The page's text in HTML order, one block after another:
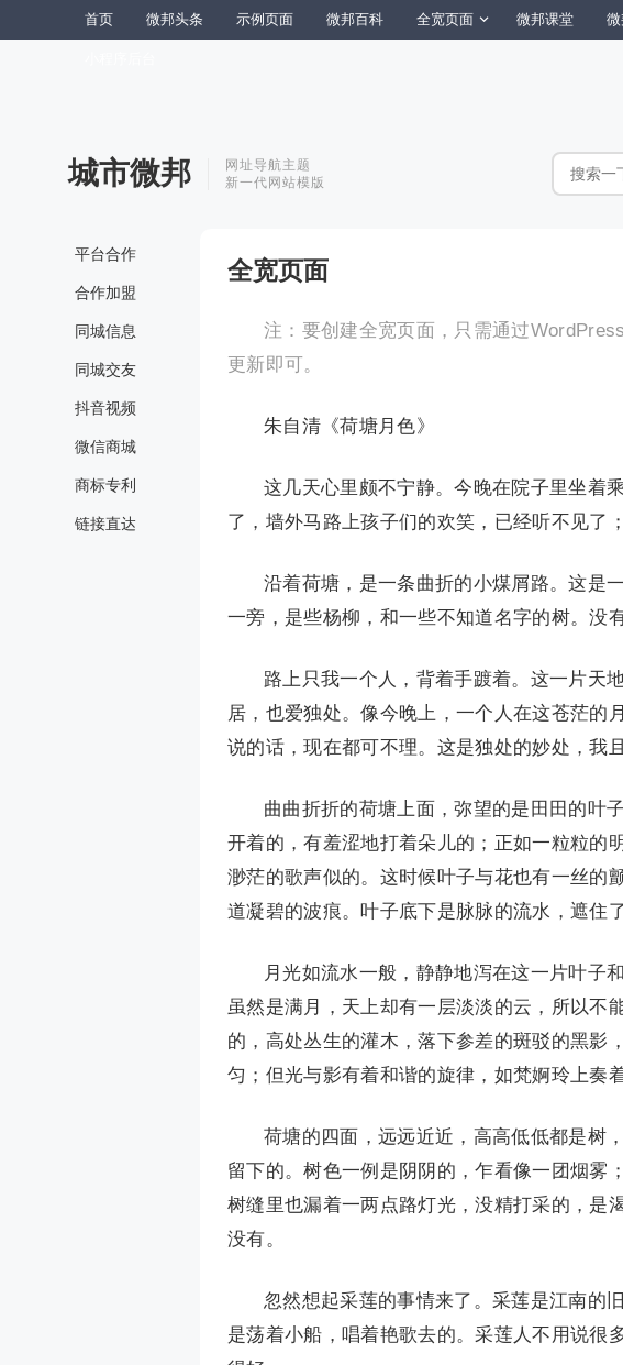
首页 微邦头条 示例页面 微邦百科 全宽页面 微邦课堂
城市微邦
网址导航主题
新一代网站模版
平台合作
合作加盟
同城信息
同城交友
抖音视频
微信商城
商标专利
链接直达
全宽页面
注：要创建全宽页面，只需通过
更新即可。
朱自清《荷塘月色》
这几天心里颇不宁静。今晚在院子里坐着
了，墙外马路上孩子们的欢笑，已经听不见了
沿着荷塘，是一条曲折的小煤屑路。这是
一旁，是些杨柳，和一些不知道名字的树。没
路上只我一个人，背着手踱着。这一片天
居，也爱独处。像今晚上，一个人在这苍茫的
说的话，现在都可不理。这是独处的妙处，我
曲曲折折的荷塘上面，弥望的是田田的叶
开着的，有羞涩地打着朵儿的；正如一粒粒的
渺茫的歌声似的。这时候叶子与花也有一丝的
道凝碧的波痕。叶子底下是脉脉的流水，遮住
月光如流水一般，静静地泻在这一片叶子
虽然是满月，天上却有一层淡淡的云，所以不
的，高处丛生的灌木，落下参差的斑驳的黑影
匀；但光与影有着和谐的旋律，如梵婀玲上奏
荷塘的四面，远远近近，高高低低都是树
留下的。树色一例是阴阴的，乍看像一团烟雾
树缝里也漏着一两点路灯光，没精打采的，是
没有。
忽然想起采莲的事情来了。采莲是江南的
是荡着小船，唱着艳歌去的。采莲人不用说很